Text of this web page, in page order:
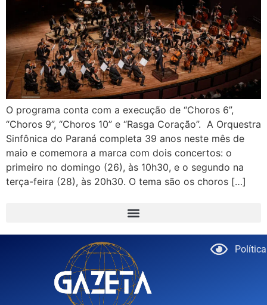
O programa conta com a execução de “Choros 6”,
“Choros 9”, “Choros 10” e “Rasga Coração”. A Orquestra
Sinfônica do Paraná completa 39 anos neste mês de
maio e comemora a marca com dois concertos: o
primeiro no domingo (26), às 10h30, e o segundo na
terça-feira (28), às 20h30. O tema são os choros […]